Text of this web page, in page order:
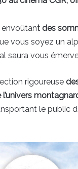
envoûtant des
vous soyez un
saura vous
rigoureuse
le public